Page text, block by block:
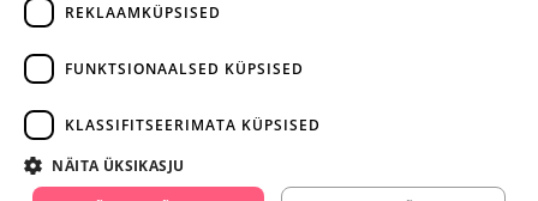
+372 668 3282
info@yesyes.ee
REKLAAMKÜPSISED
FUNKTSIONAALSED KÜPSISED
KLASSIFITSEERIMATA KÜPSISED
NÄITA ÜKSIKASJU